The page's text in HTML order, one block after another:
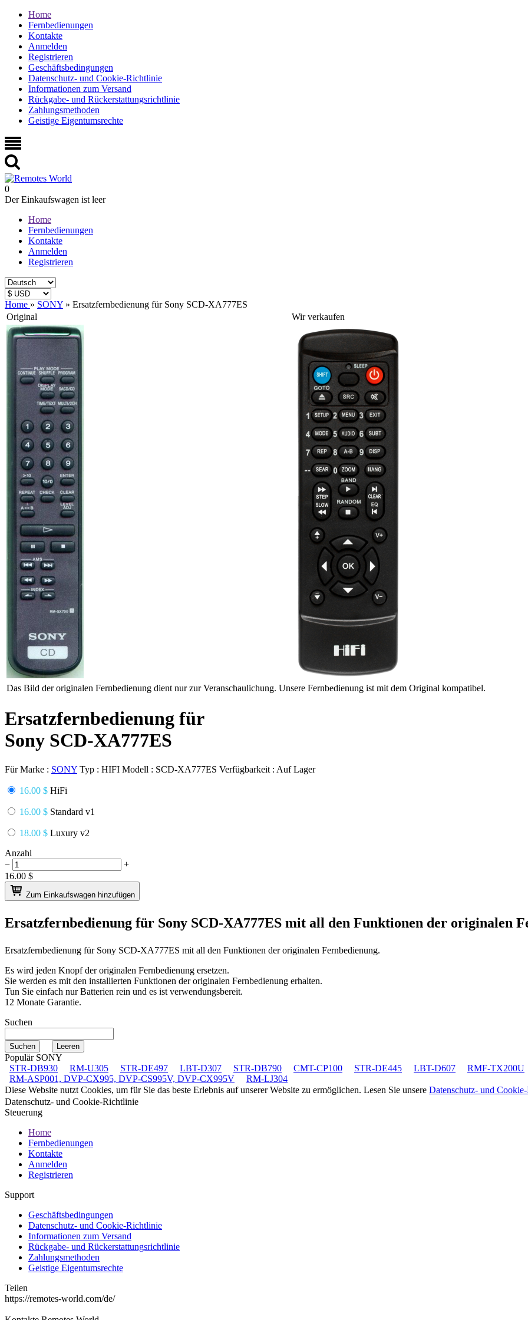
Home
Fernbedienungen
Kontakte
Anmelden
Registrieren
Geschäftsbedingungen
Datenschutz- und Cookie-Richtlinie
Informationen zum Versand
Rückgabe- und Rückerstattungsrichtlinie
Zahlungsmethoden
Geistige Eigentumsrechte
0
Der Einkaufswagen ist leer
Home
Fernbedienungen
Kontakte
Anmelden
Registrieren
Home » SONY » Ersatzfernbedienung für Sony SCD-XA777ES
Original
Wir verkaufen
Das Bild der originalen Fernbedienung dient nur zur Veranschaulichung. Unsere Fernbedienung ist mit dem Original kompatibel.
Ersatzfernbedienung für
Sony SCD-XA777ES
Für Marke : SONY Typ : HIFI Modell : SCD-XA777ES Verfügbarkeit : Auf Lager
16.00 $ HiFi
16.00 $ Standard v1
18.00 $ Luxury v2
Anzahl
−
+
16.00 $
Zum Einkaufswagen hinzufügen
Ersatzfernbedienung für Sony SCD-XA777ES mit all den Funktionen der originalen
Ersatzfernbedienung fürSony SCD-XA777ES mit all den Funktionen der originalen Fernbedienung.
Es wird jeden Knopf der originalen Fernbedienung ersetzen.
Sie werden es mit den installierten Funktionen der originalen Fernbedienung erhalten.
Tun Sie einfach nur Batterien rein und es ist verwendungsbereit.
12 Monate Garantie.
Suchen
Populär SONY
STR-DB930
RM-U305 STR-DE497 LBT-D307 STR-DB790 CMT-CP100 STR-DE445 LBT-D607 RMF-TX200U
RM-ASP001, DVP-CX995, DVP-CS995V, DVP-CX995V
RM-LJ304
Diese Website nutzt Cookies, um für Sie das beste Erlebnis auf unserer Website zu ermöglichen. Lesen Sie unsere Datenschutz- und
Datenschutz- und Cookie-Richtlinie
Steuerung
Home
Fernbedienungen
Kontakte
Anmelden
Registrieren
Support
Geschäftsbedingungen
Datenschutz- und Cookie-Richtlinie
Informationen zum Versand
Rückgabe- und Rückerstattungsrichtlinie
Zahlungsmethoden
Geistige Eigentumsrechte
Teilen
https://remotes-world.com/de/